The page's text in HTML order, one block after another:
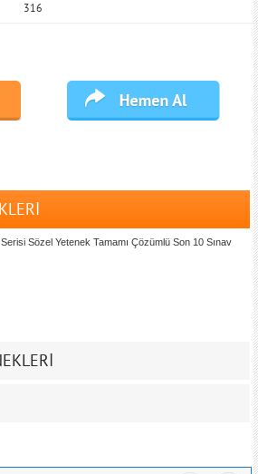
316
Sözel Yetenek Tamamı Çözümlü Son 10 Sınav